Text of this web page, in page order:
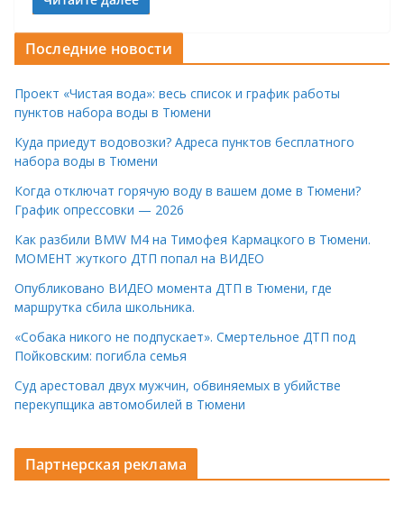
Последние новости
Проект «Чистая вода»: весь список и график работы
пунктов набора воды в Тюмени
Куда приедут водовозки? Адреса пунктов бесплатного
набора воды в Тюмени
Когда отключат горячую воду в вашем доме в Тюмени?
График опрессовки — 2026
Как разбили BMW M4 на Тимофея Кармацкого в Тюмени.
МОМЕНТ жуткого ДТП попал на ВИДЕО
Опубликовано ВИДЕО момента ДТП в Тюмени, где
маршрутка сбила школьника.
«Собака никого не подпускает». Смертельное ДТП под
Пойковским: погибла семья
Суд арестовал двух мужчин, обвиняемых в убийстве
перекупщика автомобилей в Тюмени
Партнерская реклама